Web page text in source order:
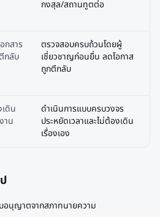
กงสุล/สถานทูตต่อ
กสาร
กลับ
ตรวจสอบครบถ้วนโดยผู้
เชี่ยวชาญก่อนยื่น ลดโอกาส
ถูกตีกลับ
ดิน
าน
ดำเนินการแบบครบวงจร
ประหยัดเวลาและไม่ต้องเดิน
เรื่องเอง
อนุญาตจากสภาทนายความ